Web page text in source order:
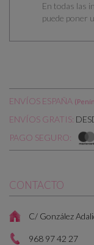
En todas las
puede poner
ENVÍOS ESPAÑA
ENVÍOS GRATIS:
PAGO SEGURO:
CONTACTO
C/ González
968 97 42 27